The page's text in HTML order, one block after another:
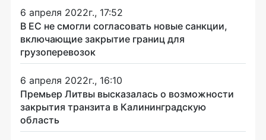
6 апреля 2022г., 17:52
В ЕС не смогли согласовать новые санкции,
включающие закрытие границ для
грузоперевозок
6 апреля 2022г., 16:10
Премьер Литвы высказалась о возможности
закрытия транзита в Калининградскую
область